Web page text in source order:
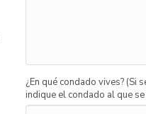
¿En qué condado vives? (Si
indique el condado al que